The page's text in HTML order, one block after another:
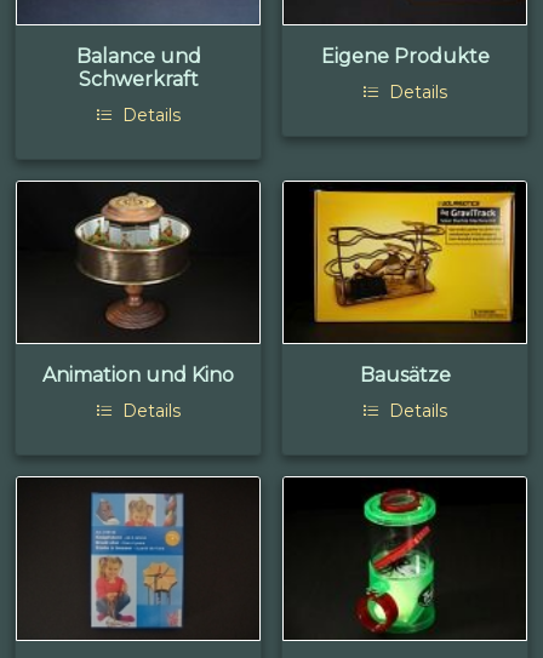
Balance und
Schwerkraft
Details
Eigene Produkte
Details
Animation und Kino
Details
Bausätze
Details